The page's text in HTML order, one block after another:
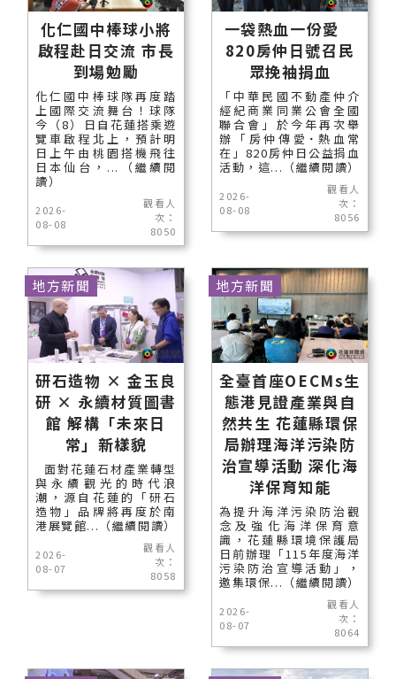
化仁國中棒球小將
啟程赴日交流 市長
到場勉勵
化仁國中棒球隊再度踏
上國際交流舞台！球隊
今（8）日自花蓮搭乘遊
覽車啟程北上，預計明
日上午由桃園搭機飛往
日本仙台，...（繼續閱
讀）
2026-
08-08
觀看人
次：
8050
一袋熱血一份愛
820房仲日號召民
眾挽袖捐血
「中華民國不動產仲介
經紀商業同業公會全國
聯合會」於今年再次舉
辦「房仲傳愛˙熱血常
在」820房仲日公益捐血
活動，這...（繼續閱讀）
2026-
08-08
觀看人
次：
8056
研石造物 × 金玉良
研 × 永續材質圖書
館 解構「未來日
常」新樣貌
面對花蓮石材產業轉型
與永續觀光的時代浪
潮，源自花蓮的「研石
造物」品牌將再度於南
港展覽館...（繼續閱讀）
2026-
08-07
觀看人
次：
8058
地方新聞
全臺首座OECMs生
態港見證產業與自
然共生 花蓮縣環保
局辦理海洋污染防
治宣導活動 深化海
洋保育知能
為提升海洋污染防治觀
念及強化海洋保育意
識，花蓮縣環境保護局
日前辦理「115年度海洋
污染防治宣導活動」，
邀集環保...（繼續閱讀）
2026-
08-07
觀看人
次：
8064
地方新聞